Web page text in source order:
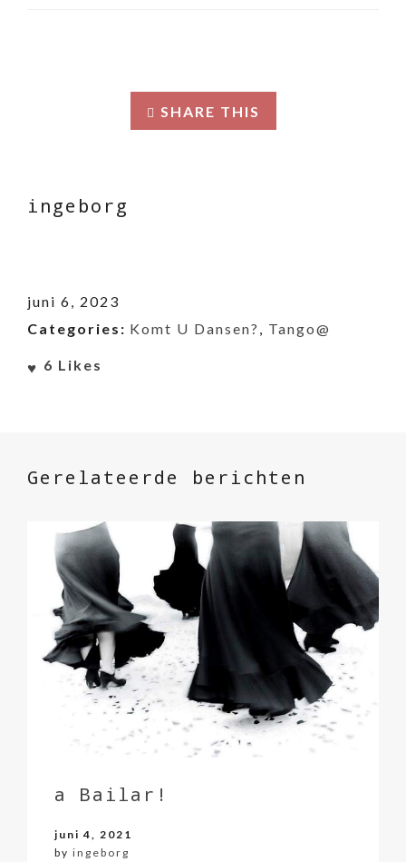
SHARE THIS
ingeborg
juni 6, 2023
Categories: Komt U Dansen? , Tango@
6 Likes
Gerelateerde berichten
a Bailar!
juni 4, 2021
by ingeborg